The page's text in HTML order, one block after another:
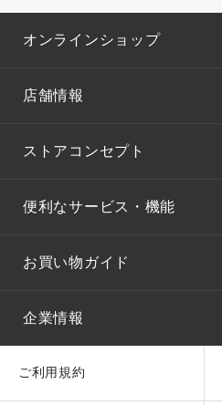
オンラインショップ
店舗情報
ストアコンセプト
便利なサービス・機能
お買い物ガイド
企業情報
ご利用規約